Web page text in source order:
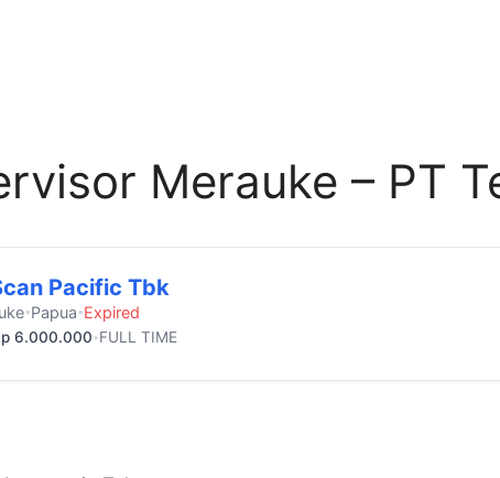
Merauke – PT
Pacific Tbk
•Papua•Expired
6.000.000 •FULL TIME